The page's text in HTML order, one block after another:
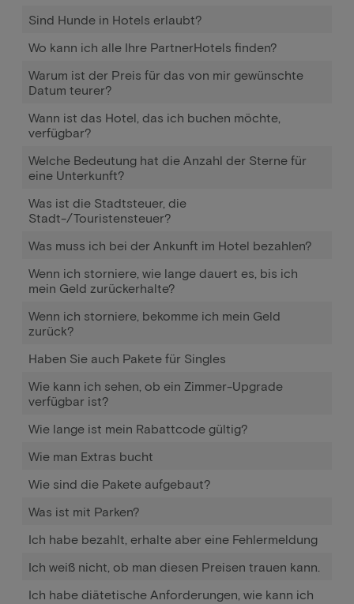
Sind Hunde in Hotels erlaubt?
Wo kann ich alle Ihre PartnerHotels finden?
Warum ist der Preis für das von mir gewünschte
Datum teurer?
Wann ist das Hotel, das ich buchen möchte,
verfügbar?
Welche Bedeutung hat die Anzahl der Sterne für
eine Unterkunft?
Was ist die Stadtsteuer, die
Stadt-/Touristensteuer?
Was muss ich bei der Ankunft im Hotel bezahlen?
Wenn ich storniere, wie lange dauert es, bis ich
mein Geld zurückerhalte?
Wenn ich storniere, bekomme ich mein Geld
zurück?
Haben Sie auch Pakete für Singles
Wie kann ich sehen, ob ein Zimmer-Upgrade
verfügbar ist?
Wie lange ist mein Rabattcode gültig?
Wie man Extras bucht
Wie sind die Pakete aufgebaut?
Was ist mit Parken?
Ich habe bezahlt, erhalte aber eine Fehlermeldung
Ich weiß nicht, ob man diesen Preisen trauen kann.
Ich habe diätetische Anforderungen, wie kann ich